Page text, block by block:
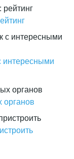
интересными
органов